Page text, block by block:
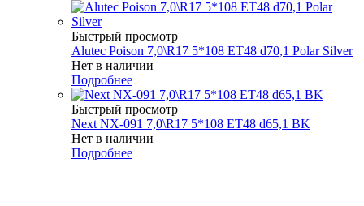
Быстрый просмотр
Alutec Poison 7,0\R17 5*108 ET48 d70,1 Polar Silver
Нет в наличии
Подробнее
Быстрый просмотр
Next NX-091 7,0\R17 5*108 ET48 d65,1 BK
Нет в наличии
Подробнее